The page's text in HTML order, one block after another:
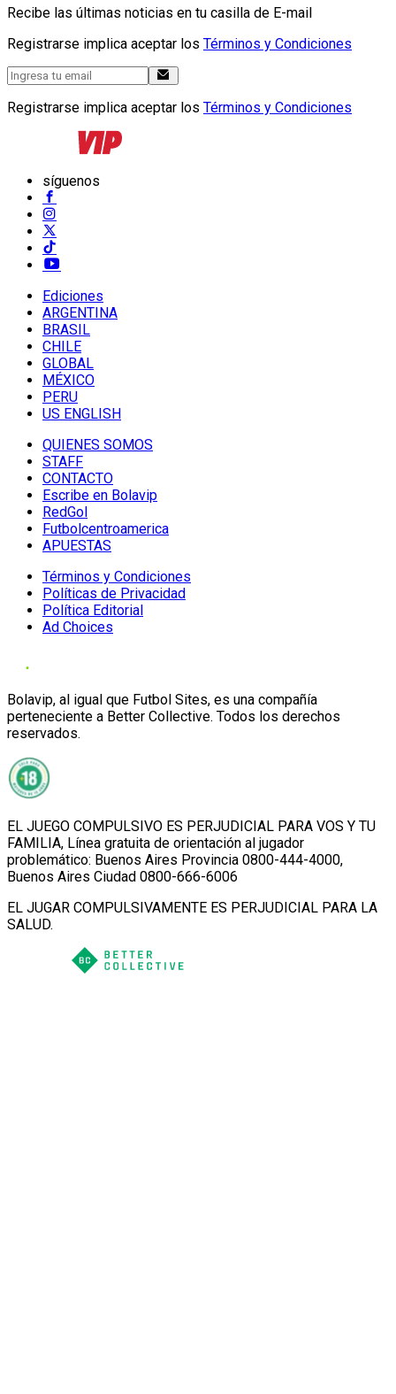
Recibe las últimas noticias en tu casilla de E-mail
Registrarse implica aceptar los Términos y Condiciones
Registrarse implica aceptar los Términos y Condiciones
síguenos
Ediciones
ARGENTINA
BRASIL
CHILE
GLOBAL
MÉXICO
PERU
US ENGLISH
QUIENES SOMOS
STAFF
CONTACTO
Escribe en Bolavip
RedGol
Futbolcentroamerica
APUESTAS
Términos y Condiciones
Políticas de Privacidad
Política Editorial
Ad Choices
Bolavip, al igual que Futbol Sites, es una compañía
perteneciente a Better Collective. Todos los derechos
reservados.
EL JUEGO COMPULSIVO ES PERJUDICIAL PARA VOS Y TU
FAMILIA, Línea gratuita de orientación al jugador
problemático: Buenos Aires Provincia 0800-444-4000,
Buenos Aires Ciudad 0800-666-6006
EL JUGAR COMPULSIVAMENTE ES PERJUDICIAL PARA LA
SALUD.